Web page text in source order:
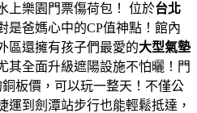
上樂園門票傷荷包！ 位於台北
是爸媽心中的CP值神點！館內
區還擁有孩子們最愛的大型氣墊
其全面升級遮陽設施不怕曬！門
板價，可以玩一整天！不僅公
運到劍潭站步行也能輕鬆抵達，